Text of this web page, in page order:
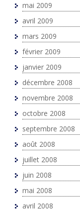
mai 2009
avril 2009
mars 2009
février 2009
janvier 2009
décembre 2008
novembre 2008
octobre 2008
septembre 2008
août 2008
juillet 2008
juin 2008
mai 2008
avril 2008